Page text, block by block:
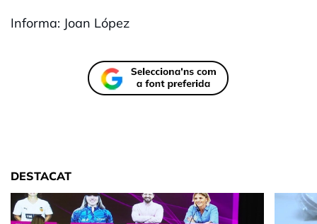
Informa: Joan López
DESTACAT